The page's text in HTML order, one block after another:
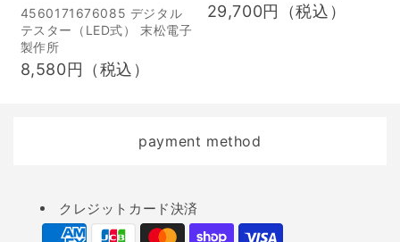
昼休憩13時〜14時 巣箱
にお願いいたします。・
プ1箱を組み立てしま
4560171676085 デジタル
テスター（LED式） 末松電子
製作所
8,580円（税込）
29,700円（税込）
payment method
methods
クレジットカード決済